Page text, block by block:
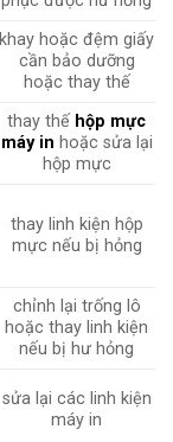
khay hoặc đệm giấy
cần bảo dưỡng
hoặc thay thế
thay thế hộp mực
máy in hoặc sửa lại
hộp mực
thay linh kiện hộp
mực nếu bị hỏng
chỉnh lại trống lô
hoặc thay linh kiện
nếu bị hư hỏng
sửa lại các linh kiện
máy in